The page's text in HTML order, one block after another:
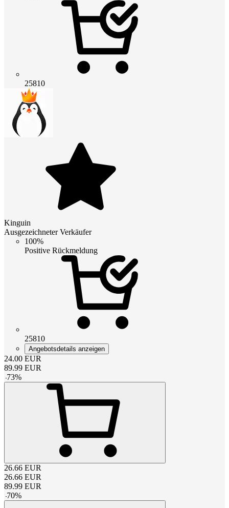
25810
Kinguin
Ausgezeichneter Verkäufer
100%
Positive Rückmeldung
25810
Angebotsdetails anzeigen
24.00 EUR
89.99 EUR
-73%
26.66 EUR
26.66 EUR
89.99 EUR
-70%